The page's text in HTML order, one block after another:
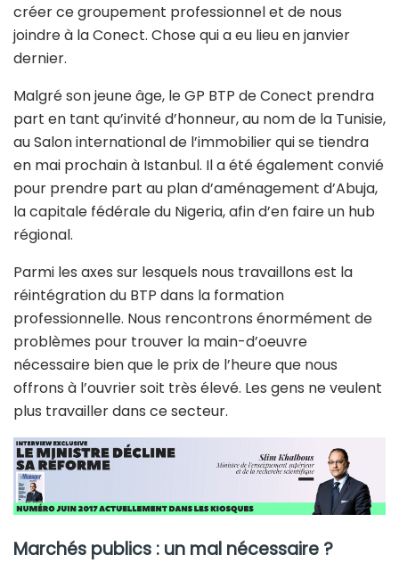
créer ce groupement professionnel et de nous
joindre à la Conect. Chose qui a eu lieu en janvier
dernier.
Malgré son jeune âge, le GP BTP de Conect prendra
part en tant qu’invité d’honneur, au nom de la Tunisie,
au Salon international de l’immobilier qui se tiendra
en mai prochain à Istanbul. Il a été également convié
pour prendre part au plan d’aménagement d’Abuja,
la capitale fédérale du Nigeria, afin d’en faire un hub
régional.
Parmi les axes sur lesquels nous travaillons est la
réintégration du BTP dans la formation
professionnelle. Nous rencontrons énormément de
problèmes pour trouver la main-d’oeuvre
nécessaire bien que le prix de l’heure que nous
offrons à l’ouvrier soit très élevé. Les gens ne veulent
plus travailler dans ce secteur.
Marchés publics : un mal nécessaire ?